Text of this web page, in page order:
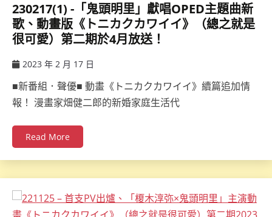
230217(1) -「鬼頭明里」獻唱OPED主題曲新
歌、動畫版《トニカクカワイイ》（總之就是
很可愛）第二期於4月放送！
2023 年 2 月 17 日
■新番組．聲優■ 動畫《トニカクカワイイ》續篇追加情
報！ 漫畫家畑健二郎的新婚家庭生活代
Read More